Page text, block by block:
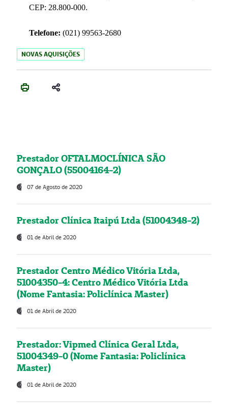
CEP: 28.800-000.
Telefone: (021) 99563-2680
NOVAS AQUISIÇÕES
Prestador OFTALMOCLÍNICA SÃO
GONÇALO (55004164-2)
07 de Agosto de 2020
Prestador Clínica Itaipú Ltda (51004348-2)
01 de Abril de 2020
Prestador Centro Médico Vitória Ltda,
51004350-4: Centro Médico Vitória Ltda
(Nome Fantasia: Policlínica Master)
01 de Abril de 2020
Prestador: Vipmed Clínica Geral Ltda,
51004349-0 (Nome Fantasia: Policlínica
Master)
01 de Abril de 2020